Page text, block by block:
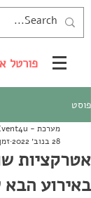
פורטל
פוסט
אטרקציות
באירוע
מערכת - Event4u
28 בנוב׳ 2022
זמן